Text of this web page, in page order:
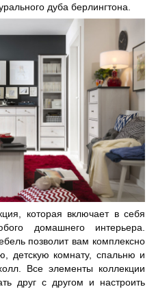
дуба берлингтона.
которая включает в себя
домашнего интерьера.
позволит вам комплексно
детскую комнату, спальню и
Все элементы коллекции
друг с другом и настроить